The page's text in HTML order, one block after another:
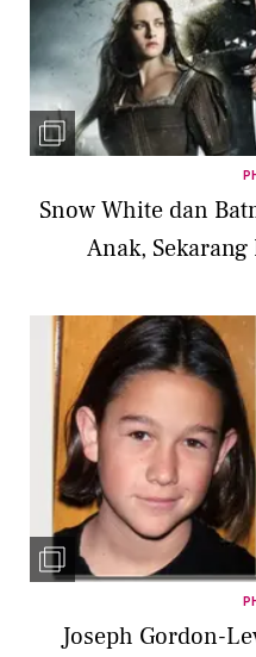
Snow White dan
Anak,
Joseph Gordon-